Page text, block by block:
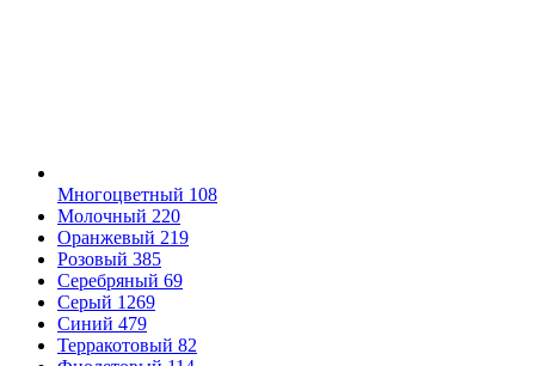
Многоцветный 108
Молочный 220
Оранжевый 219
Розовый 385
Серебряный 69
Серый 1269
Синий 479
Терракотовый 82